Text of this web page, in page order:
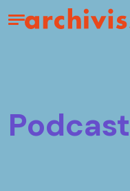
Home page
Apri il menu
podcast